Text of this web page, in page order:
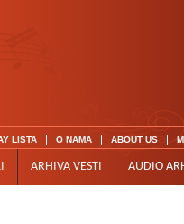
LISTA O NAMA ABOUT US
ARHIVA VESTI AUDIO